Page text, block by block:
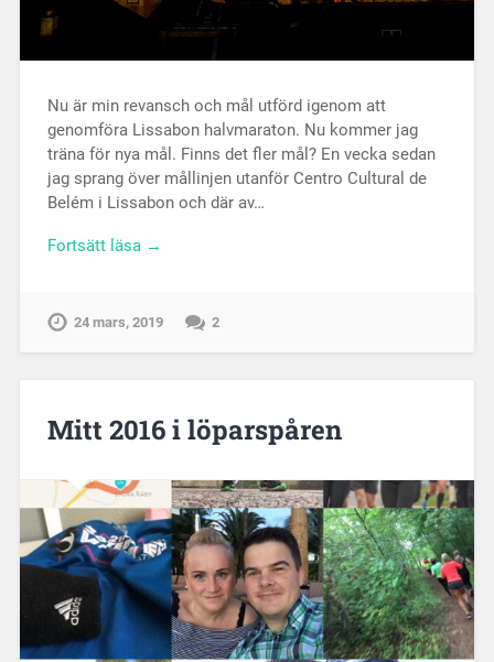
Nu är min revansch och mål utförd igenom att
genomföra Lissabon halvmaraton. Nu kommer jag
träna för nya mål. Finns det fler mål? En vecka sedan
jag sprang över mållinjen utanför Centro Cultural de
Belém i Lissabon och där av…
Fortsätt läsa →
24 mars, 2019 2
Mitt 2016 i löparspåren